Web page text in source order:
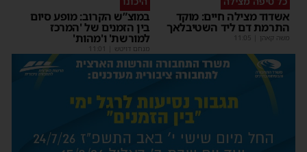
אשדוד מצילה חיים: מוקד
התרמת דם ליד השטיבלאך
משה קאהן 11:05
במוצ”ש הקרוב: מופע סיום
בין הזמנים של 'המרכז
למורשת' ו'מהות'
מנחם דויטש 11:01